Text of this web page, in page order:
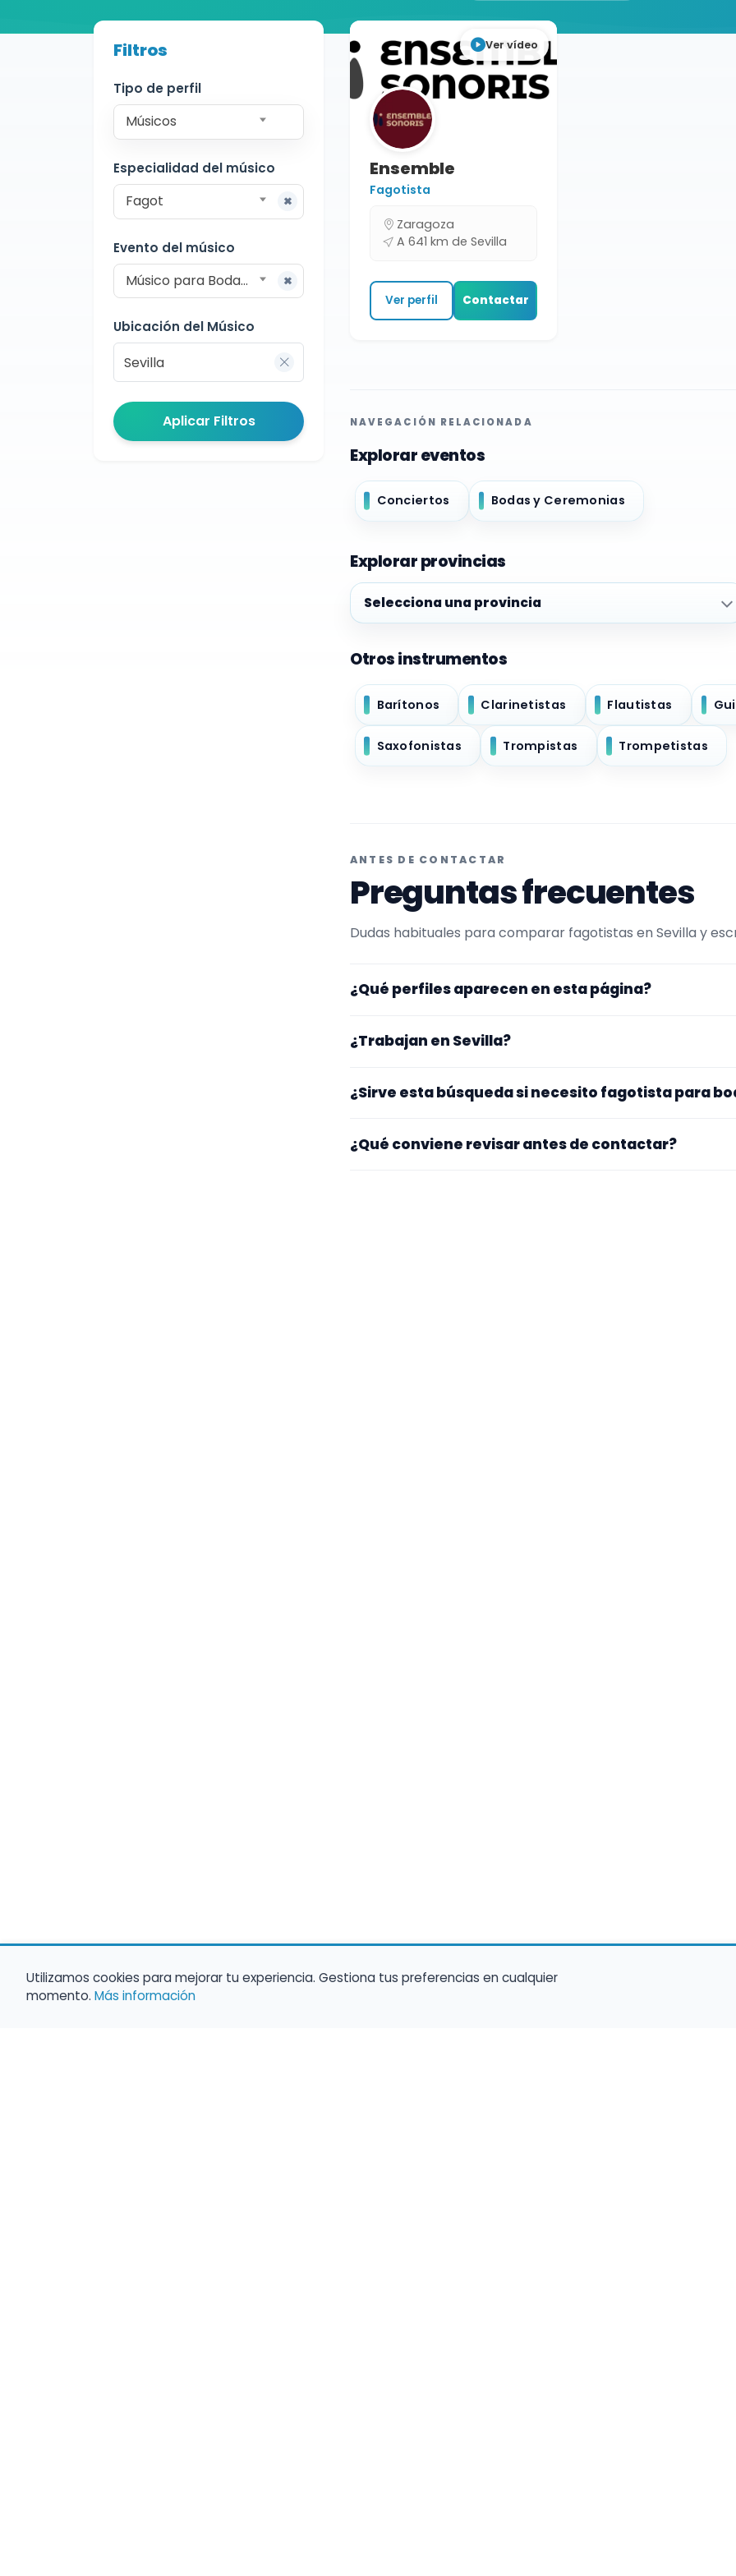
Buscador de músicos
Músicos
Sevilla
Filtros
Tipo de perfil
Músicos
Especialidad del músico
Fagot
Evento del músico
Músico para Bodas y Eventos
Ubicación del Músico
Aplicar Filtros
Ver vídeo
Ensemble
Fagotista
Zaragoza
A 641 km de Sevilla
Ver perfil Contactar
NAVEGACIÓN RELACIONADA
Explorar eventos
Conciertos Bodas y Ceremonias
Explorar provincias
Explorar provincias
Otros instrumentos
Barítonos Clarinetistas Flautistas
Saxofonistas Trompistas Trompetistas
ANTES DE CONTACTAR
Preguntas frecuentes
Dudas habituales para comparar fagotistas en Sevilla y
¿Qué perfiles aparecen en esta página?
filtrada por experiencia o disponibilidad para bodas y
¿Trabajan en Sevilla?
lugar exacto, fechas, desplazamiento y disponibilidad
¿Sirve esta búsqueda si necesito fagotista para
especialidad principal, repertorio, experiencia previa y
¿Qué conviene revisar antes de contactar?
Utilizamos cookies para mejorar tu experiencia. Gestiona tus preferencias en cualquier
momento. Más información